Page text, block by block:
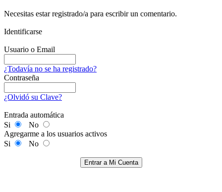
Necesitas estar registrado/a para escribir un comentario.
Identificarse
Usuario o Email
¿Todavía no se ha registrado?
Contraseña
¿Olvidó su Clave?
Entrada automática
Si
No
Agregarme a los usuarios activos
Si
No
Entrar a Mi Cuenta